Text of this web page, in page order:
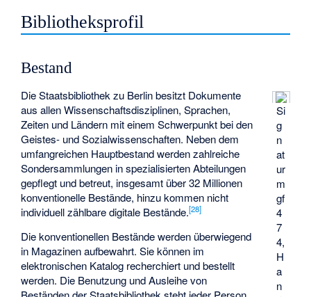
Bibliotheksprofil
Bestand
Si
g
n
at
ur
m
gf
4
7
4,
H
a
n
Die Staatsbibliothek zu Berlin besitzt Dokumente
aus allen Wissenschaftsdisziplinen, Sprachen,
Zeiten und Ländern mit einem Schwerpunkt bei den
Geistes- und Sozialwissenschaften. Neben dem
umfangreichen Hauptbestand werden zahlreiche
Sondersammlungen in spezialisierten Abteilungen
gepflegt und betreut, insgesamt über 32 Millionen
konventionelle Bestände, hinzu kommen nicht
individuell zählbare digitale Bestände.[28]
Die konventionellen Bestände werden überwiegend
in Magazinen aufbewahrt. Sie können im
elektronischen Katalog recherchiert und bestellt
werden. Die Benutzung und Ausleihe von